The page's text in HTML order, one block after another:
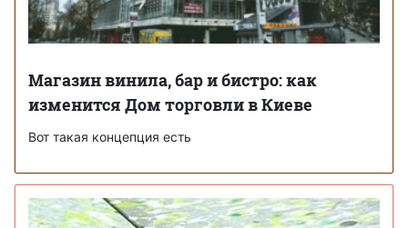
Магазин винила, бар и бистро: как
изменится Дом торговли в Киеве
Вот такая концепция есть